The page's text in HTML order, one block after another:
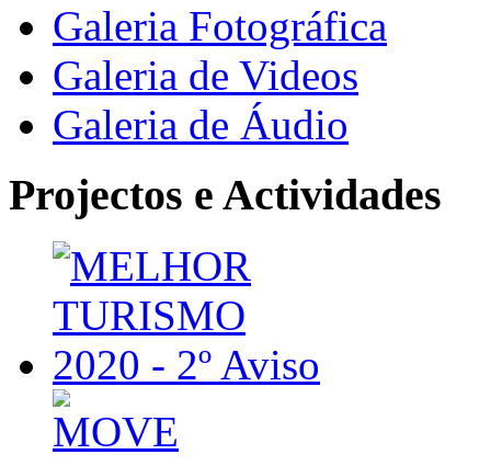
Galeria Fotográfica
Galeria de Videos
Galeria de Áudio
Projectos e Actividades